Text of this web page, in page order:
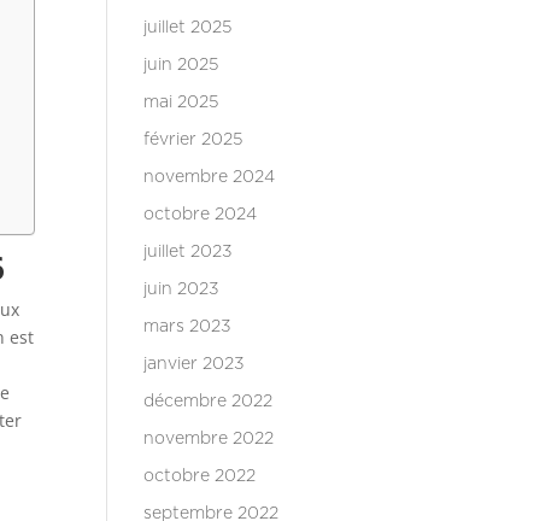
est
juillet 2025
juin 2025
mai 2025
février 2025
novembre 2024
octobre 2024
juillet 2023
juin 2023
mars 2023
janvier 2023
décembre 2022
novembre 2022
octobre 2022
septembre 2022